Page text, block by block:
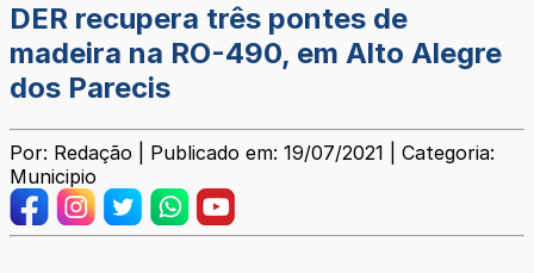
DER recupera três pontes de
madeira na RO-490, em Alto Alegre
dos Parecis
Por: Redação | Publicado em: 19/07/2021 | Categoria:
Municipio